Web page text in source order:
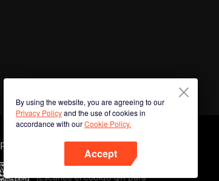
By using the website, you are agreeing to our
Privacy Policyand the use of cookies in
accordance with ourCookie Policy.
Accept
Phone
¡Escanee el código QR para